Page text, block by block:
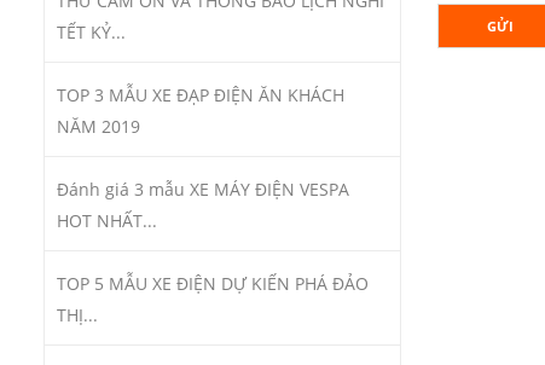
TẾT KỶ...
TOP 3 MẪU XE ĐẠP ĐIỆN ĂN KHÁCH
NĂM 2019
Đánh giá 3 mẫu XE MÁY ĐIỆN VESPA
HOT NHẤT...
TOP 5 MẪU XE ĐIỆN DỰ KIẾN PHÁ ĐẢO
THỊ...
GỬI